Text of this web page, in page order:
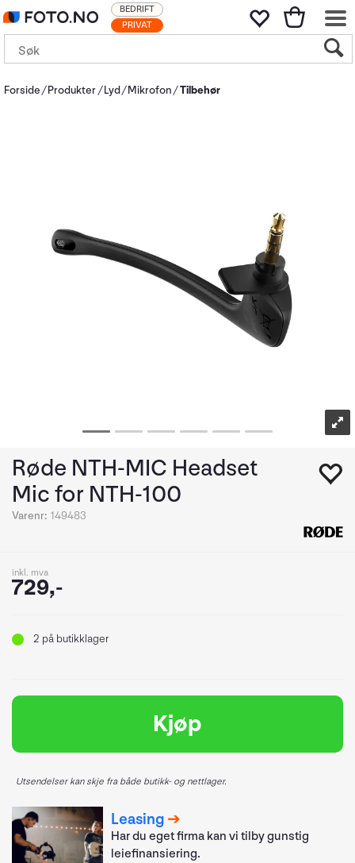
PRIVAT
BEDRIFT
Forside Produkter Lyd Mikrofon Tilbehør
Røde NTH-MIC Headset
Mic for NTH-100
Varenr: 149483
inkl. mva
729,-
2 på butikklager
Kjøp
Utsendelser kan skje fra både butikk- og nettlager.
Leasing
Har du eget firma kan vi tilby gunstig
leiefinansiering.